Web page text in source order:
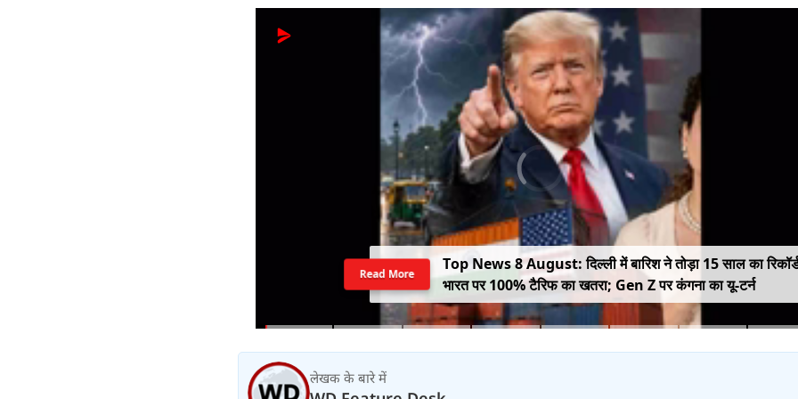
Top News 8 August: दिल्ली में बारिश ने तोड़ा 15 साल का
भारत पर 100% टैरिफ का खतरा; Gen Z पर कंगना का यू-टर्न
Read More
लेखक के बारे में